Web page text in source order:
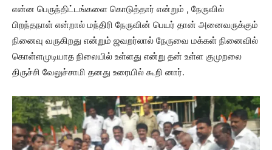
என்ன பெருந்திட்டங்களை கொடுத்தார் என்றும் , நேருவில்
பிறந்தநாள் என்றால் மந்திரி நேருவின் பெயர் தான் அனைவருக்கும்
நினைவு வருகிறது என்றும் ஜவறர்லால் நேருவை மக்கள் நினைவில்
கொள்ளமுடியாத நிலையில் உள்ளது என்று தன் உள்ள குமுறலை
திருச்சி வேலுச்சாமி தனது உரையில் கூறி னார்.